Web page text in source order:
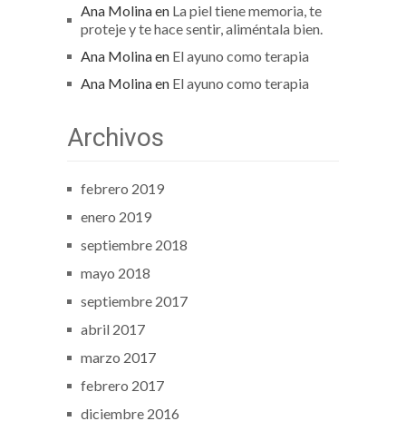
Ana Molinaen La piel tiene memoria, te
proteje y te hace sentir, aliméntala bien.
Ana Molinaen El ayuno como terapia
Ana Molinaen El ayuno como terapia
Archivos
febrero 2019
enero 2019
septiembre 2018
mayo 2018
septiembre 2017
abril 2017
marzo 2017
febrero 2017
diciembre 2016